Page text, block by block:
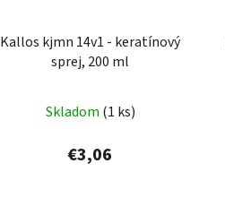
Kallos kjmn 14v1 - keratínový
sprej, 200 ml
Skladom (1 ks)
€3,06